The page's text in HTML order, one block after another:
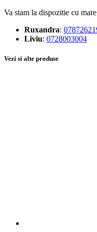
Va stam la dispozitie cu
Ruxandra:
Liviu: 0728003004
Vezi si alte produse